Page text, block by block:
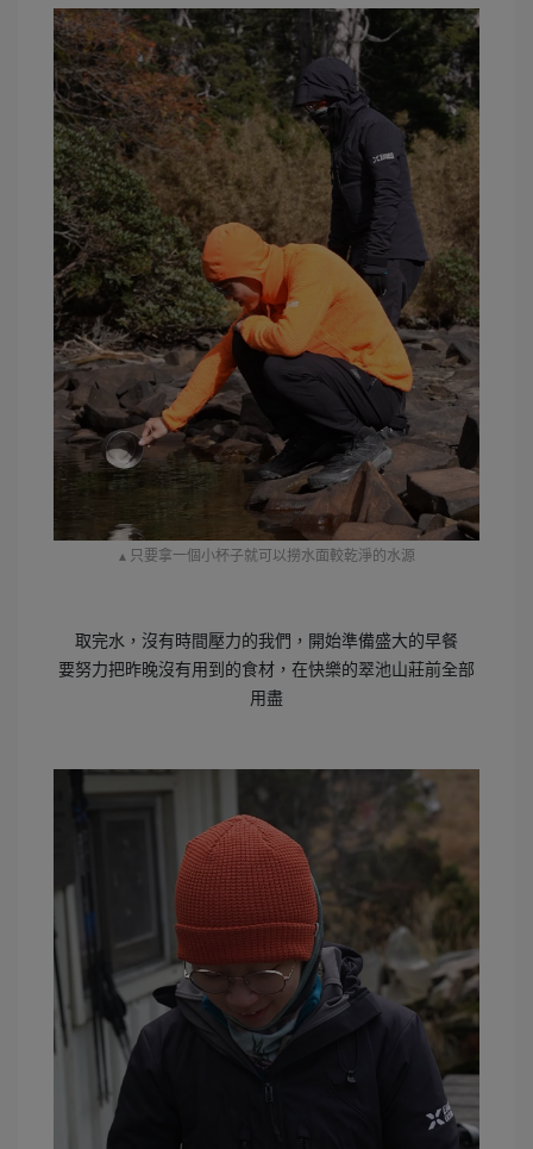
▴ 只要拿一個小杯子就可以撈水面較乾淨的水源
取完水，沒有時間壓力的我們，開始準備盛大的早餐
要努力把昨晚沒有用到的食材，在快樂的翠池山莊前全部
用盡